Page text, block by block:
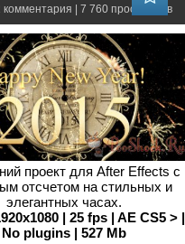
комментария | 7 760 просмотров
проект для After Effects с
отсчетом на стильных и
элегантных часах.
| 25 fps | AE CS5 > |
No plugins | 527 Mb